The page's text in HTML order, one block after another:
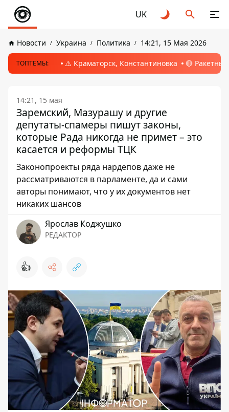
UK
Новости Украина Политика 14:21, 15 Мая 2026
ТОПТЕМЫ: ⚠️ Краматорск, Константиновка 🔴
14:21, 15 мая
Заремский, Мазурашу и другие
депутаты-спамеры пишут законы,
которые Рада никогда не примет – это
касается и реформы ТЦК
Законопроекты ряда нардепов даже не
рассматриваются в парламенте, да и сами
авторы понимают, что у их документов нет
никаких шансов
Ярослав Коджушко
РЕДАКТОР
👍